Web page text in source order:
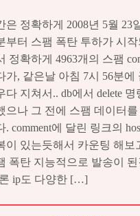
은 정확하게 2008년 5월 23
부터 스팸 폭탄 투하가 시
정확하게 4963개의 스팸
가, 같은날 아침 7시 56분에
다 지쳐서.. db에서 delete 명
으나 그 전에 스팸 데이터
. comment에 달린 링크의
이 있는듯해서 카운팅 해보
폭탄 지능적으로 발송이
ip도 다양한 […]